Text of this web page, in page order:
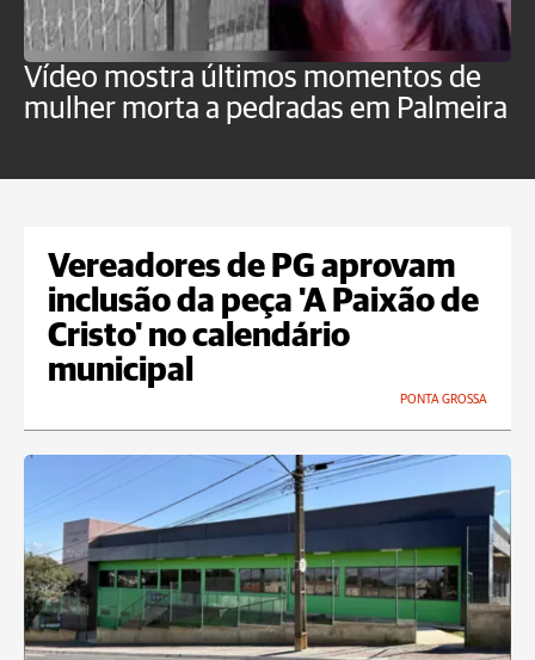
Vídeo mostra últimos momentos de
mulher morta a pedradas em Palmeira
Vereadores de PG aprovam
inclusão da peça 'A Paixão de
Cristo' no calendário
municipal
PONTA GROSSA